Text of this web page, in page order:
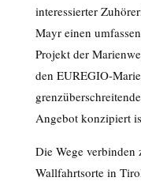
interessierter
Mayr einen
Projekt der
den EUREGIO-
Angebot konzipiert
Die Wege verbinden
Wallfahrtsorte in